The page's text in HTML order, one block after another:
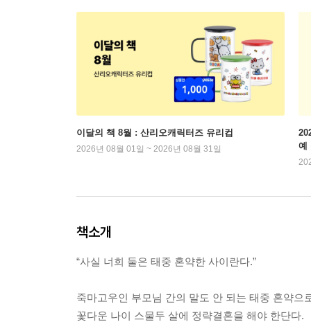
이달의 책 8월 : 산리오캐릭터즈 유리컵
2026년 08월 01일 ~ 2026년 08월 31일
예
책소개
“사실 너희 둘은 태중 혼약한 사이란다.”
죽마고우인 부모님 간의 말도 안 되는 태중 혼약으
꽃다운 나이 스물두 살에 정략결혼을 해야 한단다.